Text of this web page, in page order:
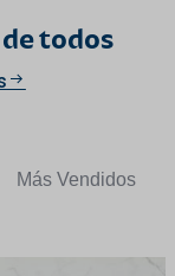
todos
Más Vendidos